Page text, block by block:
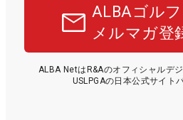
ALBAゴル
メルマガ登
ALBA NetはR&Aのオフィシャルデ
USLPGAの日本公式サイト